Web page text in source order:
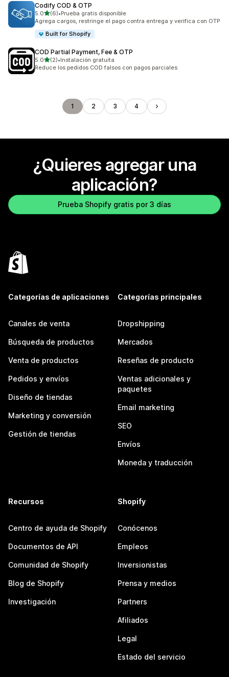
Codify COD & OTP
5.0de 5 estrellas
(6)
6 reseñas en total
•Prueba gratis disponible
Agrega cargos, restringe el pago contra entrega y verifica con OTP
Built for Shopify
COD Partial Payment, Fee & OTP
5.0de 5 estrellas
(2)
2 reseñas en total
•Instalación gratuita
Reduce los pedidos COD falsos con pagos parciales
1 2 3 4
¿Quieres agregar una
aplicación?
Prueba Shopify gratis por 3 días
Categorías de aplicaciones
Canales de venta
Búsqueda de productos
Venta de productos
Pedidos y envíos
Diseño de tiendas
Marketing y conversión
Gestión de tiendas
Categorías principales
Dropshipping
Mercados
Reseñas de producto
Ventas adicionales y
paquetes
Email marketing
SEO
Envíos
Moneda y traducción
Recursos
Centro de ayuda de Shopify
Documentos de API
Comunidad de Shopify
Blog de Shopify
Investigación
Shopify
Conócenos
Empleos
Inversionistas
Prensa y medios
Partners
Afiliados
Legal
Estado del servicio